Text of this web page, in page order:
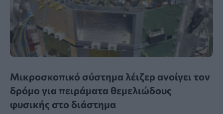
Μικροσκοπικό σύστημα λέιζερ ανοίγει τον
δρόμο για πειράματα θεμελιώδους
φυσικής στο διάστημα